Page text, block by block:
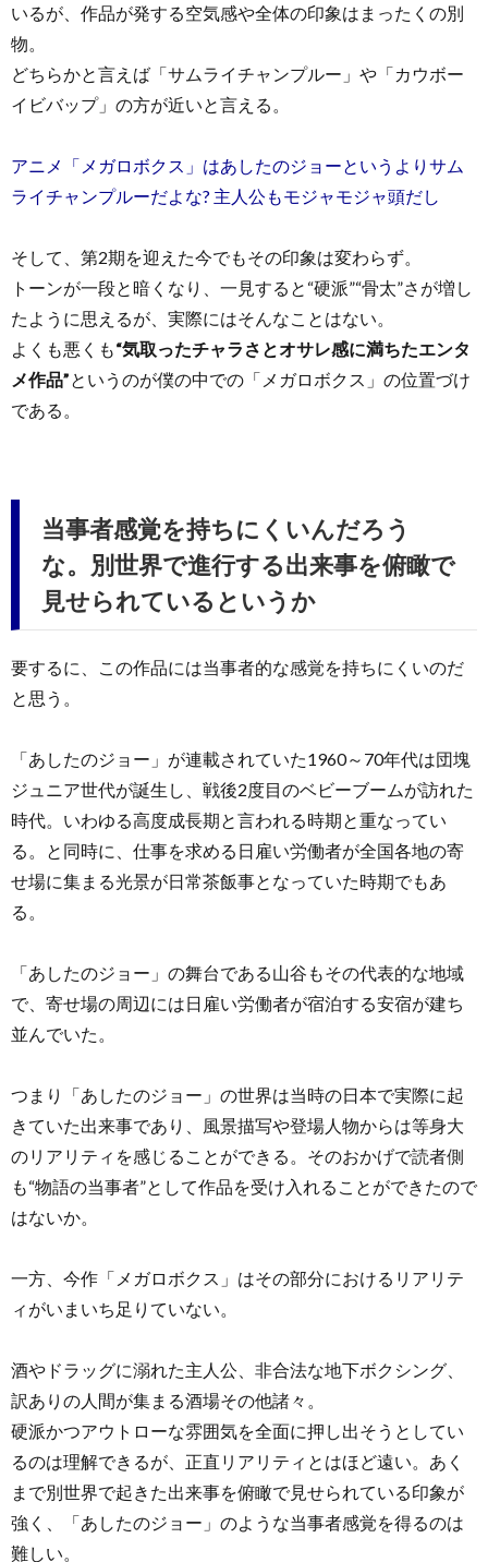
いるが、作品が発する空気感や全体の印象はまったくの別
物。
どちらかと言えば「サムライチャンプルー」や「カウボー
イビバップ」の方が近いと言える。
アニメ「メガロボクス」はあしたのジョーというよりサム
ライチャンプルーだよな? 主人公もモジャモジャ頭だし
そして、第2期を迎えた今でもその印象は変わらず。
トーンが一段と暗くなり、一見すると“硬派”“骨太”さが増し
たように思えるが、実際にはそんなことはない。
よくも悪くも“気取ったチャラさとオサレ感に満ちたエンタ
メ作品” というのが僕の中での「メガロボクス」の位置づけ
である。
当事者感覚を持ちにくいんだろう
な。別世界で進行する出来事を俯瞰で
見せられているというか
要するに、この作品には当事者的な感覚を持ちにくいのだ
と思う。
「あしたのジョー」が連載されていた1960～70年代は団塊
ジュニア世代が誕生し、戦後2度目のベビーブームが訪れた
時代。いわゆる高度成長期と言われる時期と重なってい
る。と同時に、仕事を求める日雇い労働者が全国各地の寄
せ場に集まる光景が日常茶飯事となっていた時期でもあ
る。
「あしたのジョー」の舞台である山谷もその代表的な地域
で、寄せ場の周辺には日雇い労働者が宿泊する安宿が建ち
並んでいた。
つまり「あしたのジョー」の世界は当時の日本で実際に起
きていた出来事であり、風景描写や登場人物からは等身大
のリアリティを感じることができる。そのおかげで読者側
も“物語の当事者”として作品を受け入れることができたので
はないか。
一方、今作「メガロボクス」はその部分におけるリアリテ
ィがいまいち足りていない。
酒やドラッグに溺れた主人公、非合法な地下ボクシング、
訳ありの人間が集まる酒場その他諸々。
硬派かつアウトローな雰囲気を全面に押し出そうとしてい
るのは理解できるが、正直リアリティとはほど遠い。あく
まで別世界で起きた出来事を俯瞰で見せられている印象が
強く、「あしたのジョー」のような当事者感覚を得るのは
難しい。